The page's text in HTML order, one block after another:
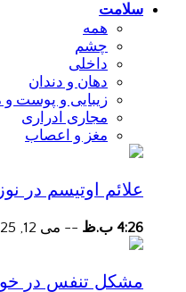
سلامت
همه
چشم
داخلی
دهان و دندان
زیبایی و پوست و
مجاری ادراری
مغز و اعصاب
علائم اوتیسم در
4:26 ب.ظ -- می 12, 2025
مشکل تنفس در